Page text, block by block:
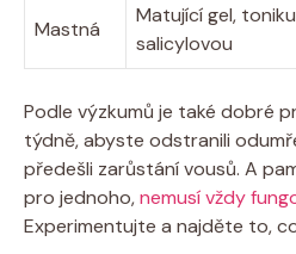
Mastná
Matující gel,
salicylovou
Podle výzkumů je také dobré
týdně, abyste odstranili
předešli zarůstání vousů. A
pro jednoho,nemusí vždy
Experimentujte a najděte to,